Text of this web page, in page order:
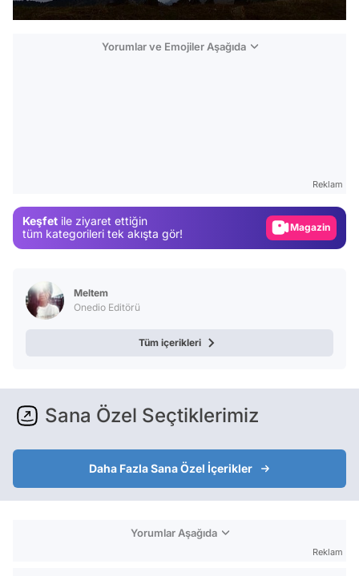
Yorumlar ve Emojiler Aşağıda
Reklam
Keşfet ile ziyaret ettiğin
tüm kategorileri tek akışta gör!
Gündem
Magazin
Video
Meltem
Onedio Editörü
Tüm içerikleri
Sana Özel Seçtiklerimiz
Daha Fazla Sana Özel İçerikler
Yorumlar Aşağıda
Reklam